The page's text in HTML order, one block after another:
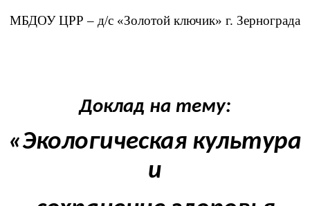
МБДОУ ЦРР – д/с «Золотой ключик» г. Зернограда
Доклад на тему:
«Экологическая культура
и